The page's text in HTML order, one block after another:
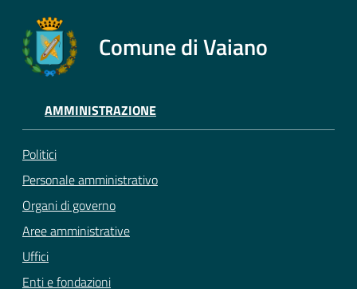
Comune di Vaiano
AMMINISTRAZIONE
Politici
Personale amministrativo
Organi di governo
Aree amministrative
Uffici
Enti e fondazioni